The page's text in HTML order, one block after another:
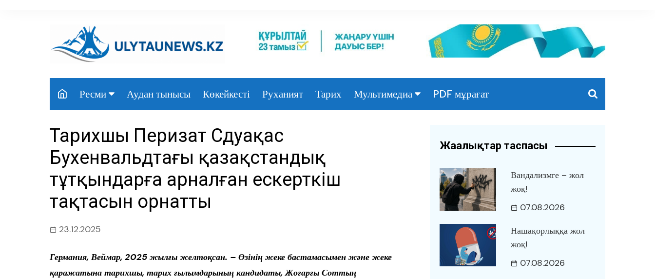
Ресми
Үкімет
Парламент
Облыс әкімдігі
Өңір басшылығы
Аудан тынысы Көкейкесті Руханият Тарих Мультимедиа PDF мұрағат
Тарихшы Перизат Сәдуақас
Бухенвальдтағы қазақстандық
тұтқындарға арналған ескерткіш
тақтасын орнатты
23.12.2025
Германия, Веймар, 2025 жылғы желтоқсан. – Өзінің жеке бастамасымен және жеке
қаражатына тарихшы, тарих ғылымдарының кандидаты, Жоғарғы Соттың
Жаңалықтар таспасы
Вандализмге – жол
жоқ!
07.08.2026
Нашақорлыққа жол
жоқ!
07.08.2026